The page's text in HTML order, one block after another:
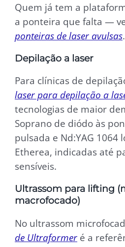
Quem já tem a
a ponteira que falta —
ponteiras de laser avulsas.
Depilação a laser
Para clínicas de
laser para depilação a
tecnologias de maior
Soprano de diódo às
pulsada e Nd:YAG 1064
Etherea, indicadas até
sensíveis.
Ultrassom para lifting
macrofocado)
No ultrassom
de Ultraformer é a